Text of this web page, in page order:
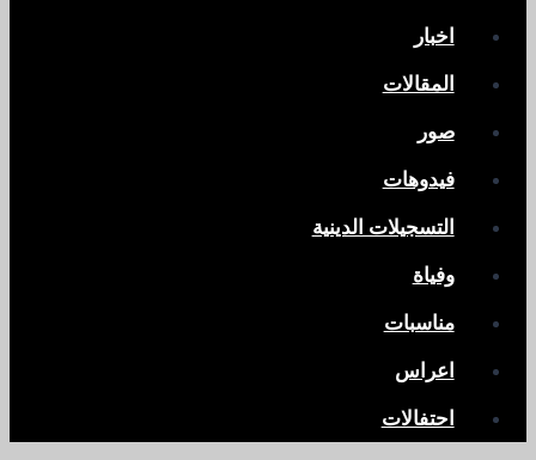
اخبار
المقالات
صور
فيدوهات
التسجيلات الدينية
وفياة
مناسبات
اعراس
احتفالات